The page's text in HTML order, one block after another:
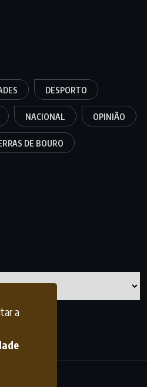
a
DESPORTO
NACIONAL OPINIÃO
DE BOURO